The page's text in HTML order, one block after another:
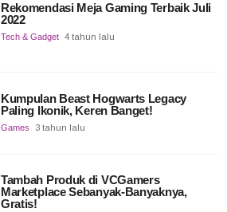
Rekomendasi Meja Gaming Terbaik Juli
2022
Tech & Gadget 4 tahun lalu
Kumpulan Beast Hogwarts Legacy
Paling Ikonik, Keren Banget!
Games 3 tahun lalu
Tambah Produk di VCGamers
Marketplace Sebanyak-Banyaknya,
Gratis!